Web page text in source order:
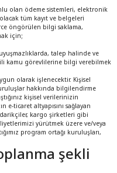
olan ödeme sistemleri, elektronik
tüm kayıt ve belgeleri
öngörülen bilgi saklama,
için;
talep halinde ve
kamu görevlilerine bilgi verebilmek
olarak işlenecektir. Kişisel
hakkında bilgilendirme
kişisel verilerinizin
e-ticaret altyapısını sağlayan
kargo şirketleri gibi
yürütmek üzere ve/veya
program ortağı kuruluşları,
şekli